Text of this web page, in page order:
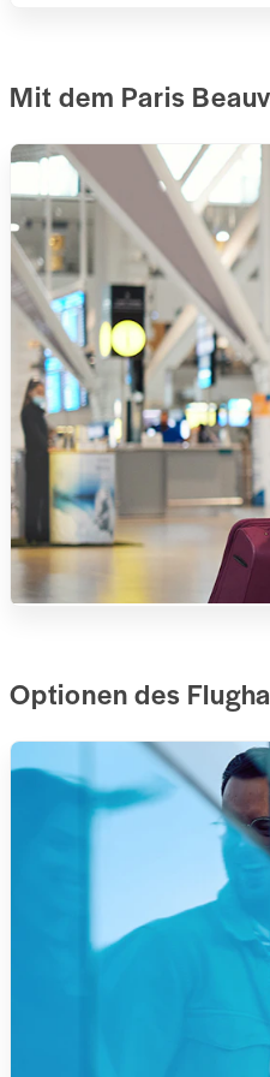
Mit dem Paris
Optionen des